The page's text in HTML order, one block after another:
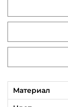
р
П
т
м
Материал